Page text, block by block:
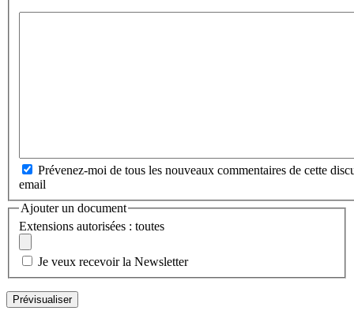
Prévenez-moi de tous les nouveaux commentaires de cette
email
Ajouter un document
Extensions autorisées : toutes
Je veux recevoir la Newsletter